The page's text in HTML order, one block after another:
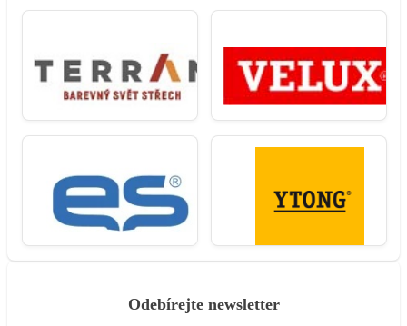
Odebírejte newsletter